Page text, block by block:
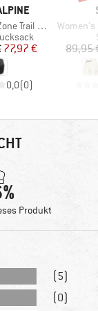
ND33
Preis
77,97 €
0,0(0)
Artikel
Women's
89,95
Produkt
(5)
(0)